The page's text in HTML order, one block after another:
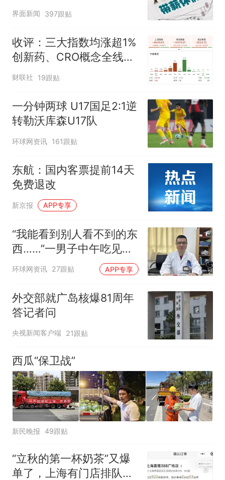
范，待修改后予以印发
界面新闻 397跟贴
收评：三大指数均涨超1%
创新药、CRO概念全线走
强
财联社 19跟贴
一分钟两球 U17国足2:1逆
转勒沃库森U17队
环球网资讯 161跟贴
东航：国内客票提前14天
免费退改
新京报 APP专享
“我能看到别人看不到的东
西……”一男子中午吃见手
青没事，晚上再吃却出现
环球网资讯 27跟贴 APP专享
外交部就广岛核爆81周年
答记者问
央视新闻客户端 21跟贴
西瓜“保卫战”
新民晚报 49跟贴
“立秋的第一杯奶茶”又爆
单了，上海有门店排队超